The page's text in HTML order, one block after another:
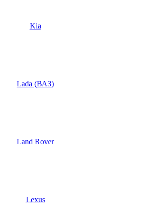
Kia
Lada (ВАЗ)
Land Rover
Lexus